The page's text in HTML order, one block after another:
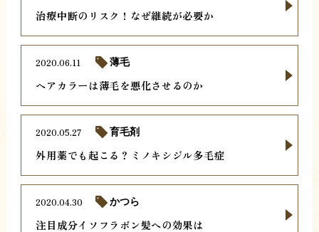
治療中断のリスク！なぜ継続が必要か
ヘアカラーは薄毛を悪化させるのか
2020.06.11 薄毛
外用薬でも起こる？ミノキシジル多毛症
2020.05.27 育毛剤
注目成分イソフラボン髪への効果は
2020.04.30 かつら